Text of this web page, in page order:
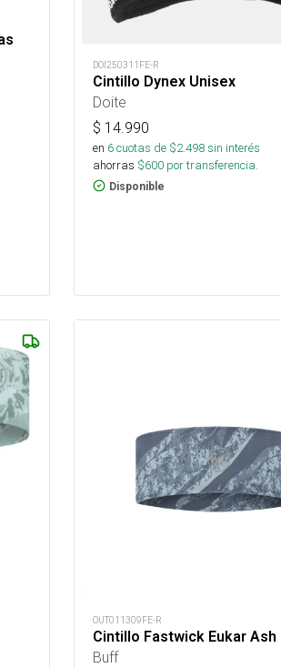
DOI250311FE-R
Cintillo Dynex Unisex
Doite
$ 14.990
en 6cuotas de $2.498sin interés
ahorras $600por transferencia.
Disponible
OUT011309FE-R
Cintillo Fastwick Eukar Ash
Buff